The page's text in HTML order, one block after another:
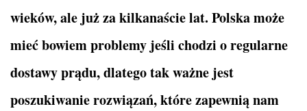
wieków, ale już za kilkanaście lat. Polska może
mieć bowiem problemy jeśli chodzi o regularne
dostawy prądu, dlatego tak ważne jest
poszukiwanie rozwiązań, które zapewnią nam